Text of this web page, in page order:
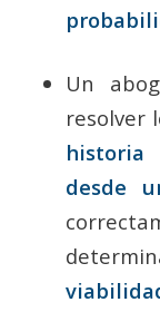
Un
resolver
historia
desde